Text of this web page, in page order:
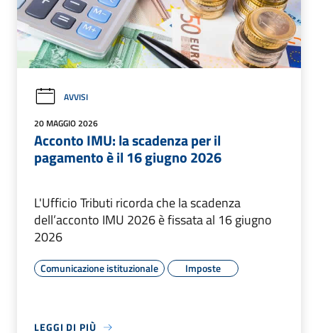
AVVISI
20 MAGGIO 2026
Acconto IMU: la scadenza per il
pagamento è il 16 giugno 2026
L'Ufficio Tributi ricorda che la scadenza
dell’acconto IMU 2026 è fissata al 16 giugno
2026
Comunicazione istituzionale Imposte
LEGGI DI PIÙ